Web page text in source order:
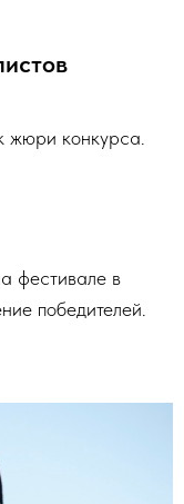
жюри конкурса.
фестивале в
победителей.